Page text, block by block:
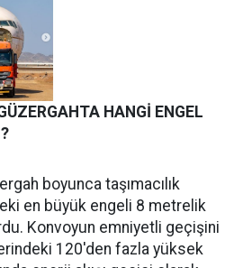
HANGİ ENGEL
boyunca taşımacılık
en büyük engeli 8 metrelik
Konvoyun emniyetli geçişini
120'den fazla yüksek